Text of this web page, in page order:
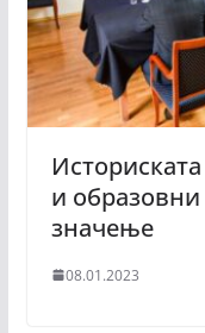
и
значење
08.01.2023